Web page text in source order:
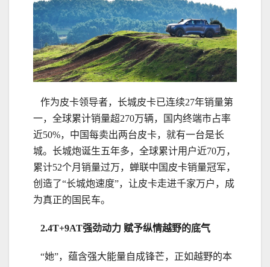
作为皮卡领导者，长城皮卡已连续27年销量第
一，全球累计销量超270万辆，国内终端市占率
近50%，中国每卖出两台皮卡，就有一台是长
城。长城炮诞生五年多，全球累计用户近70万，
累计52个月销量过万，蝉联中国皮卡销量冠军，
创造了“长城炮速度”，让皮卡走进千家万户，成
为真正的国民车。
2.4T+9AT强劲动力 赋予纵情越野的底气
“她”，蕴含强大能量自成锋芒，正如越野的本